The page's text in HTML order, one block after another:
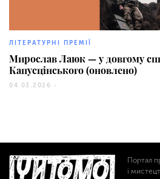
ЛІТЕРАТУРНІ ПРЕМІЇ
Мирослав Лаюк — у довгому
Капусцінського (оновлено)
04.03.2026 -
Портал
і